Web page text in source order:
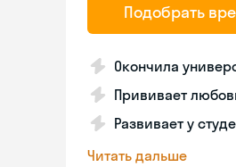
Подобрать
Окончила
Прививает
Развивает у
Читать дальше